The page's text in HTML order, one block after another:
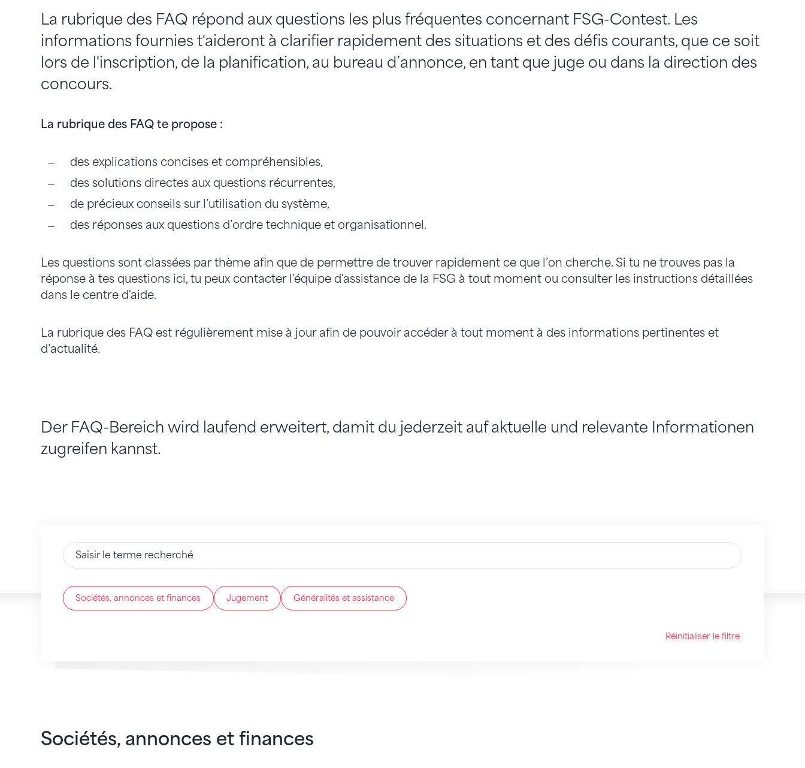
La rubrique des FAQ répond aux questions les plus fréquentes concernant FSG-Contest. Les
informations fournies t'aideront à clarifier rapidement des situations et des défis courants, que ce soit
lors de l'inscription, de la planification, au bureau d’annonce, en tant que juge ou dans la direction des
concours.
La rubrique des FAQ te propose :
des explications concises et compréhensibles,
des solutions directes aux questions récurrentes,
de précieux conseils sur l’utilisation du système,
des réponses aux questions d’ordre technique et organisationnel.
Les questions sont classées par thème afin que de permettre de trouver rapidement ce que l’on cherche. Si tu ne trouves pas la
réponse à tes questions ici, tu peux contacter l'équipe d'assistance de la FSG à tout moment ou consulter les instructions détaillées
dans le centre d'aide.
La rubrique des FAQ est régulièrement mise à jour afin de pouvoir accéder à tout moment à des informations pertinentes et
d’actualité.
Der FAQ-Bereich wird laufend erweitert, damit du jederzeit auf aktuelle und relevante Informationen
zugreifen kannst.
Saisir du texte
Sociétés, annonces et finances Jugement Généralités et assistance
Réinitialiser le filtre
32Résultats
Sociétés, annonces et finances